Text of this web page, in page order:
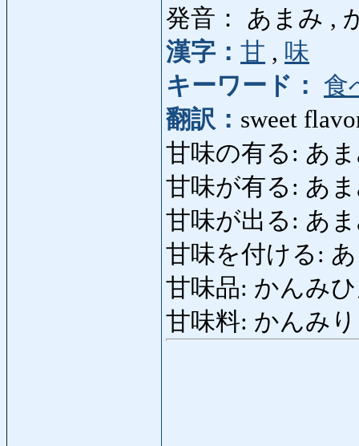
発音： あまみ ,
漢字： 甘 , 味
キーワード：
食
翻訳： sweet
甘味の有る: あ
甘味が有る: あま
甘味が出る: あ
甘味を付ける:
甘味品: かんみ
甘味料: かんみり